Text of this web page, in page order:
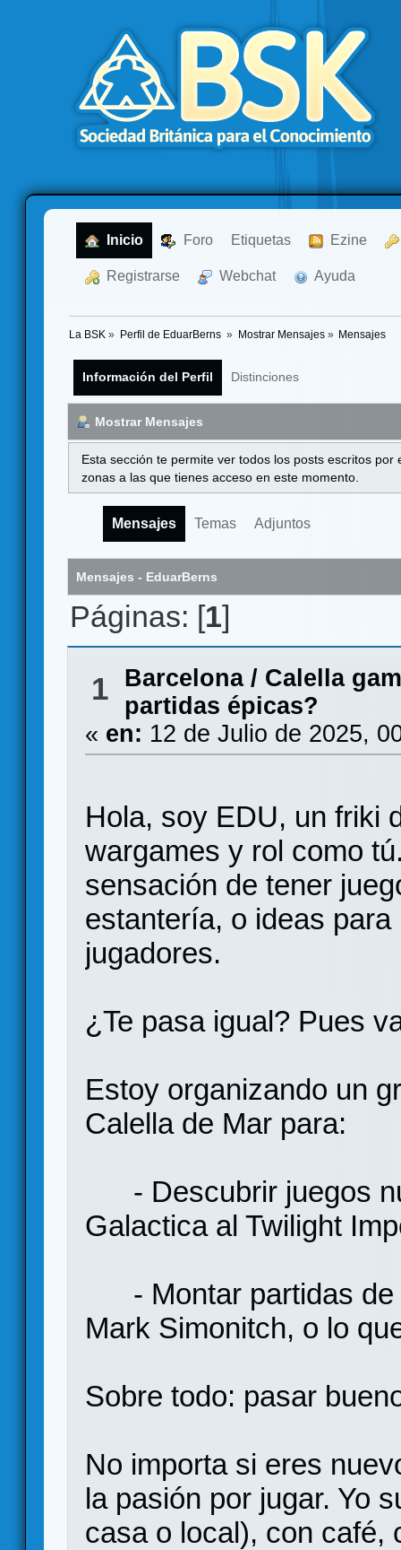
Inicio Foro Etiquetas Ezine
Registrarse Webchat Ayuda
La BSK » Perfil de EduarBerns » Mostrar Mensajes» Mensajes
Información del Perfil Distinciones
Mostrar Mensajes
Esta sección te permite ver todos los posts escritos
zonas a las que tienes acceso en este momento.
Mensajes Temas Adjuntos
Mensajes - EduarBerns
Páginas: [1]
1 Barcelona/ Calella
partidas épicas?
« en: 12 de Julio de 2025,
Hola, soy EDU, un friki
wargames y rol como
sensación de tener
estantería, o ideas
jugadores.
¿Te pasa igual? Pues
Estoy organizando un
Calella de Mar para:
- Descubrir juegos
Galactica al Twilight
- Montar partidas de
Mark Simonitch, o lo
Sobre todo: pasar
No importa si eres
la pasión por jugar. Yo
casa o local), con café,